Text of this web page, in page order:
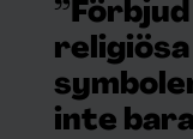
religiösa
inte